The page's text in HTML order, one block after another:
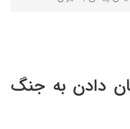
دادن به جنگ